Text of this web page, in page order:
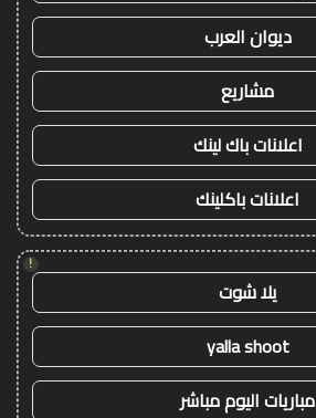
ديوان العرب
مشاريع
اعلانات باك لينك
اعلانات باكلينك
!
يلا شوت
yalla shoot
مباريات اليوم مباشر